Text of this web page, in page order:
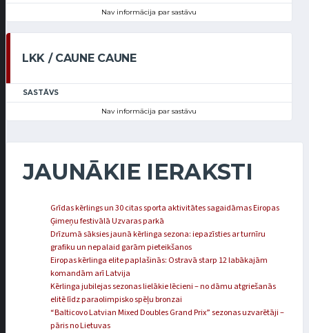
Nav informācija par sastāvu
LKK / CAUNE CAUNE
SASTĀVS
Nav informācija par sastāvu
JAUNĀKIE IERAKSTI
Grīdas kērlings un 30 citas sporta aktivitātes sagaidāmas Eiropas
Ģimeņu festivālā Uzvaras parkā
Drīzumā sāksies jaunā kērlinga sezona: iepazīsties ar turnīru
grafiku un nepalaid garām pieteikšanos
Eiropas kērlinga elite paplašinās: Ostravā starp 12 labākajām
komandām arī Latvija
Kērlinga jubilejas sezonas lielākie lēcieni – no dāmu atgriešanās
elitē līdz paraolimpisko spēļu bronzai
“Balticovo Latvian Mixed Doubles Grand Prix” sezonas uzvarētāji –
pāris no Lietuvas